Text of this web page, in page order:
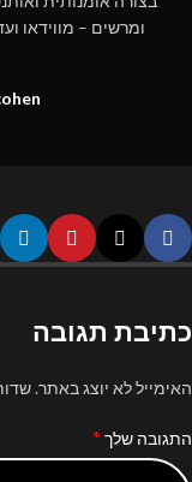
ומרשים – מווידאו
כתיבת תגובה
האימייל לא יוצג באתר.
התגובה שלך *